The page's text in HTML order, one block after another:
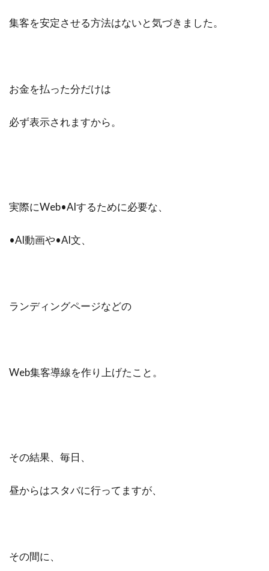
集客を安定させる方法はないと気づきました。
お金を払った分だけは
必ず表示されますから。
実際にWeb•AIするために必要な、
•AI動画や•AI文、
ランディングページなどの
Web集客導線を作り上げたこと。
その結果、毎日、
昼からはスタバに行ってますが、
その間に、